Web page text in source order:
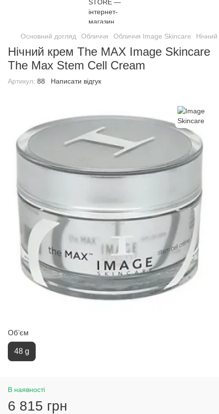
Основний догляд Обличчя Обличчя Image Skincare
Нічний крем The MAX Image Skincare
The Max Stem Cell Cream
Артикул: 88 Написати відгук
Обʼєм
48 g
В наявності
6 815 грн